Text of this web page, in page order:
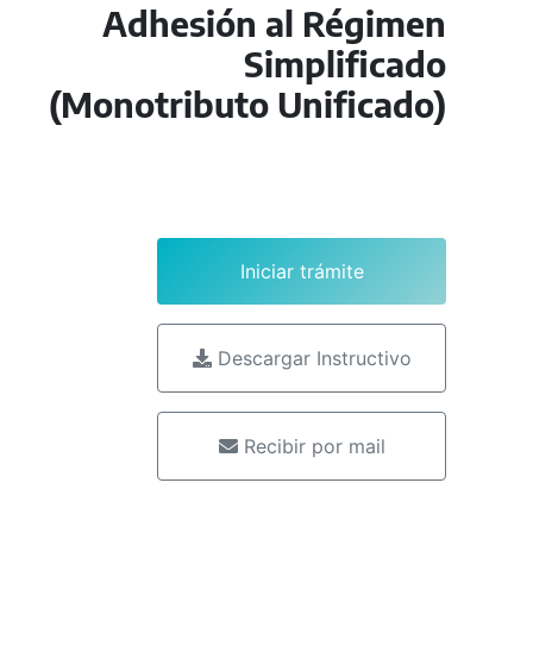
Adhesión al Régimen
Simplificado
(Monotributo Unificado)
Iniciar trámite
Descargar Instructivo
Recibir por mail